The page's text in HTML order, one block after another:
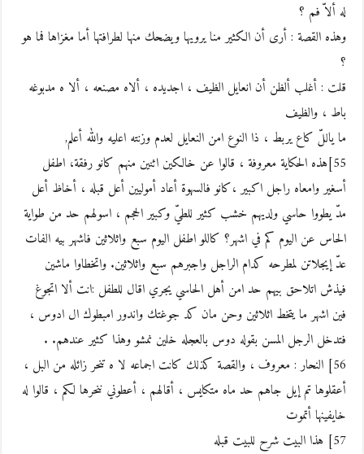
له ألاّ فم ؟
وهذه القصة : أرى أن الكثير منا يرويها ويضحك منها لطرافتها أما مغزاها فما هو
؟
قلت : أغلب ألظن أن انعايل الظيف ، اجديده ، ألاه مصنعه ، ألا ه مدبوغه
باط ، والظيف
ما ياللّ كاع يربط ، ذا النوع امن النعايل لعدم وزنته اعليه والله أعلم,
55]هذه الحكاية معروفة ، قالوا عن خالكين اثنين منهم كانو رفقة، اطفل
أسغير وامعاه راجل اكبير ،كانو فالسهوة أعاد أموليين أعل قبله ، أخاظ أعل
مدّ يطووا حاسي ولديهم خشب كثير للطيّ وكبير الحجم ، اسولهم حد من طواية
الحاس عن اليوم كم في اشهر؟ كاللو اطفل اليوم سبع واثلاثين فاشهر بيه الفات
عدّ إيجلاتن لمطرحه كدام الراجل واجبرهم سبع واثلاثين. واتخطاوا ماشين
فيذش اتلاحق بيهم حد امن أهل الحاسي يجري اقال للطفل :انت ألا اتجوغ
فين اشهر ما يتخط اثلاثين وحن مان كد جوغتك واندور امبطوك ال ادوس ،
فتدخل الرجل المسن بقوله دوس بالعجله خلين نمشو وهذا كثير عندهم. .
56] النحار : معروف ، والقصة كذلك كانت اجماعه لا ه تنحر زائله من البل ،
أعقلوها تم إيل جاهم حد ماه متكايس ، أقالهم ، أعطوني ننحرها لكم ، قالوا له
خايفينها أتموت
57] هذا البيت شرح للبيت قبله